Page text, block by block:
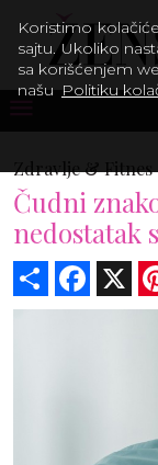
Zdravlje & Fitnes
Čudni
nedostatak
Share
Koristimo
sajtu. Ukoliko
sa korišćenjem
našu Politiku